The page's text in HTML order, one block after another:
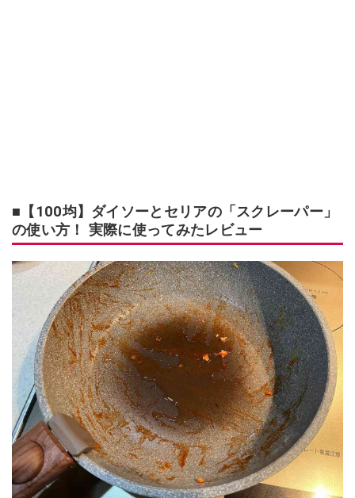
■【100均】ダイソーとセリアの「スクレーパー」
の使い方！ 実際に使ってみたレビュー